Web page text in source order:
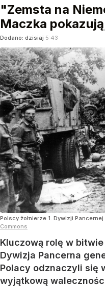
"Zemsta na
Maczka
Dodano: dzisiaj 5:43
Polscy żołnierze 1. Dywizji
Commons
Kluczową rolę w bitwie
Dywizja Pancerna
Polacy odznaczyli się
wyjątkową